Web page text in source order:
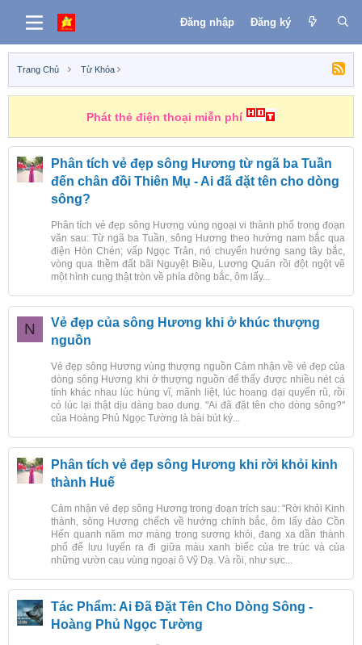
Đăng nhập Đăng ký
Trang Chủ Từ Khóa
Phát thẻ điện thoại miễn phí
Phân tích vẻ đẹp sông Hương từ ngã ba Tuần
đến chân đồi Thiên Mụ - Ai đã đặt tên cho dòng
sông?
Phân tích vẻ đẹp sông Hương vùng ngoại vi thành phố trong đoạn
văn sau: Từ ngã ba Tuần, sông Hương theo hướng nam bắc qua
điện Hòn Chén; vấp Ngọc Trản, nó chuyển hướng sang tây bắc,
vòng qua thềm đất bãi Nguyệt Biều, Lương Quán rồi đột ngột vẽ
một hình cung thật tròn về phía đông bắc, ôm lấy...
N
Vẻ đẹp của sông Hương khi ở khúc thượng
nguồn
Vẻ đẹp sông Hương vùng thượng nguồn Cảm nhận về vẻ đẹp của
dòng sông Hương khi ở thượng nguồn để thấy được nhiều nét cá
tính khác nhau lúc hùng vĩ, mãnh liệt, lúc hoang dại quyến rũ, rồi
có lúc lại thật dịu dàng bao dung. "Ai đã đặt tên cho dòng sông?"
của Hoàng Phủ Ngọc Tường là bài bút ký...
Phân tích vẻ đẹp sông Hương khi rời khỏi kinh
thành Huế
Cảm nhận vẻ đẹp sông Hương trong đoạn trích sau: "Rời khỏi Kinh
thành, sông Hương chếch về hướng chính bắc, ôm lấy đảo Cồn
Hến quanh năm mơ màng trong sương khói, đang xa dần thành
phố để lưu luyến ra đi giữa màu xanh biếc của tre trúc và của
những vườn cau vùng ngoại ô Vỹ Dạ. Và rồi, như sực...
Tác Phẩm: Ai Đã Đặt Tên Cho Dòng Sông -
Hoàng Phủ Ngọc Tường